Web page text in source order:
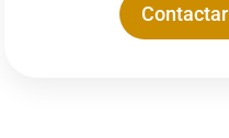
Contactar